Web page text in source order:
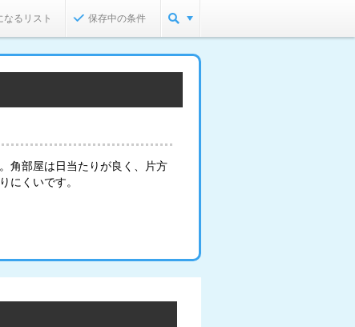
なるリスト 保存中の条件
角部屋は日当たりが良く、片方
にくいです。